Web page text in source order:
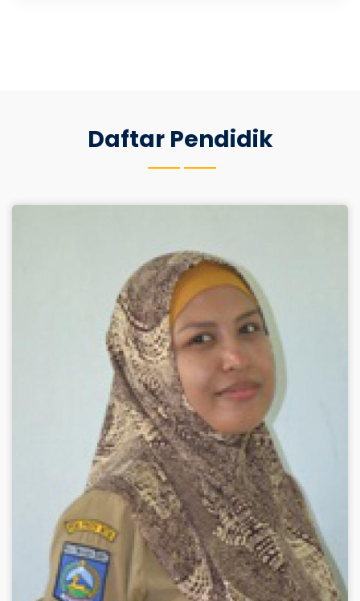
Daftar Pendidik
Nuraqidatun, S.Pd.
Guru Mapel